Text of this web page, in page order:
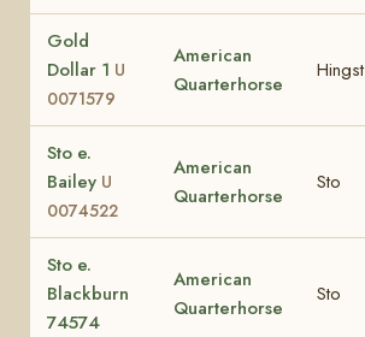
Gold
Dollar 1 U
0071579
American
Quarterhorse
Hingst
Sto e.
Bailey U
0074522
American
Quarterhorse
Sto
Sto e.
Blackburn
74574
American
Quarterhorse
Sto